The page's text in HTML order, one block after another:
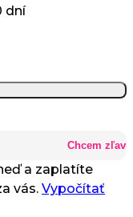
dní
Chcem zľavu
a zaplatíte
vás. Vypočítať